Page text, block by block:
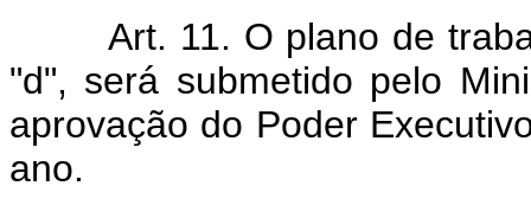
Art. 11. O plano de
"d", será submetido pelo
aprovação do Poder
ano.